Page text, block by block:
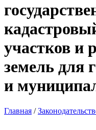
участков и
земель для
и
Главная /